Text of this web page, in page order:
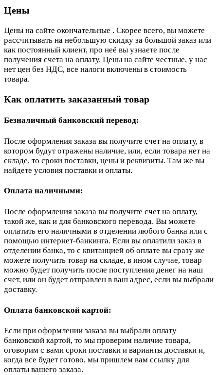
Цены
Цены на сайте окончательные . Скорее всего, вы можете
рассчитывать на небольшую скидку за большой заказ или
как постоянный клиент, про неё вы узнаете после
получения счета на оплату. Цены на сайте честные, у нас
нет цен без НДС, все налоги включены в стоимость
товара.
Как оплатить заказанный товар
Безналичный банковский перевод:
После оформления заказа вы получите счет на оплату, в
котором будут отражены наличие, или, если товара нет на
складе, то сроки поставки, цены и реквизиты. Там же вы
найдете условия поставки и оплаты.
Оплата наличными:
После оформления заказа вы получите счет на оплату,
такой же, как и для банковского перевода. Вы можете
оплатить его наличными в отделении любого банка или с
помощью интернет-банкинга. Если вы оплатили заказ в
отделении банка, то с квитанцией об оплате вы сразу же
можете получить товар на складе, в ином случае, товар
можно будет получить после поступления денег на наш
счет, или он будет отправлен в ваш адрес, если вы выбрали
доставку.
Оплата банковской картой:
Если при оформлении заказа вы выбрали оплату
банковской картой, то мы проверим наличие товара,
оговорим с вами сроки поставки и варианты доставки и,
когда все будет готово, мы пришлем вам ссылку для
оплаты вашего заказа.